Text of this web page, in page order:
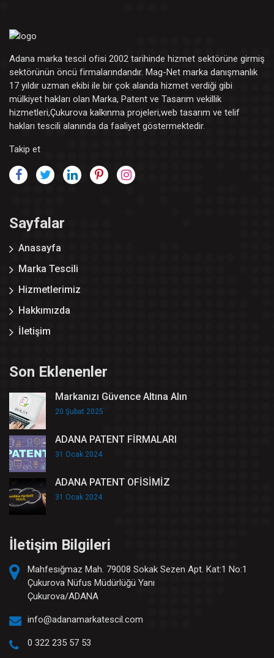
Adana marka tescil ofisi 2002 tarihinde hizmet sektörüne girmiş
sektörünün öncü firmalarındandır. Mag-Net marka danışmanlık
17 yıldır uzman ekibi ile bir çok alanda hizmet verdiği gibi
mülkiyet hakları olan Marka, Patent ve Tasarım vekillik
hizmetleri,Çukurova kalkınma projeleri,web tasarım ve telif
hakları tescili alanında da faaliyet göstermektedir.
Takip et
Sayfalar
Anasayfa
Marka Tescili
Hizmetlerimiz
Hakkımızda
İletişim
Son Eklenenler
Markanızı Güvence Altına Alın
20 Şubat 2025
ADANA PATENT FİRMALARI
31 Ocak 2024
ADANA PATENT OFİSİMİZ
31 Ocak 2024
İletişim Bilgileri
Mahfesığmaz Mah. 79008 Sokak Sezen Apt. Kat:1 No:1
Çukurova Nüfus Müdürlüğü Yanı
Çukurova/ADANA
info@adanamarkatescil.com
0 322 235 57 53